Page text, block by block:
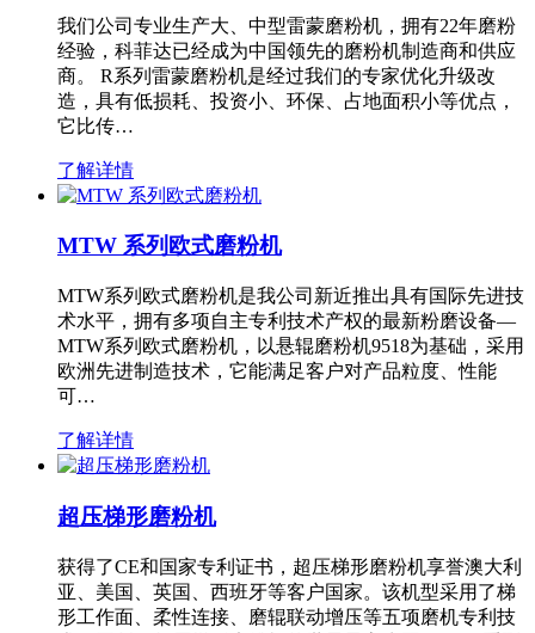
我们公司专业生产大、中型雷蒙磨粉机，拥有22年磨粉
经验，科菲达已经成为中国领先的磨粉机制造商和供应
商。 R系列雷蒙磨粉机是经过我们的专家优化升级改
造，具有低损耗、投资小、环保、占地面积小等优点，
它比传…
了解详情
MTW 系列欧式磨粉机
MTW系列欧式磨粉机是我公司新近推出具有国际先进技
术水平，拥有多项自主专利技术产权的最新粉磨设备—
MTW系列欧式磨粉机，以悬辊磨粉机9518为基础，采用
欧洲先进制造技术，它能满足客户对产品粒度、性能
可…
了解详情
超压梯形磨粉机
获得了CE和国家专利证书，超压梯形磨粉机享誉澳大利
亚、美国、英国、西班牙等客户国家。该机型采用了梯
形工作面、柔性连接、磨辊联动增压等五项磨机专利技